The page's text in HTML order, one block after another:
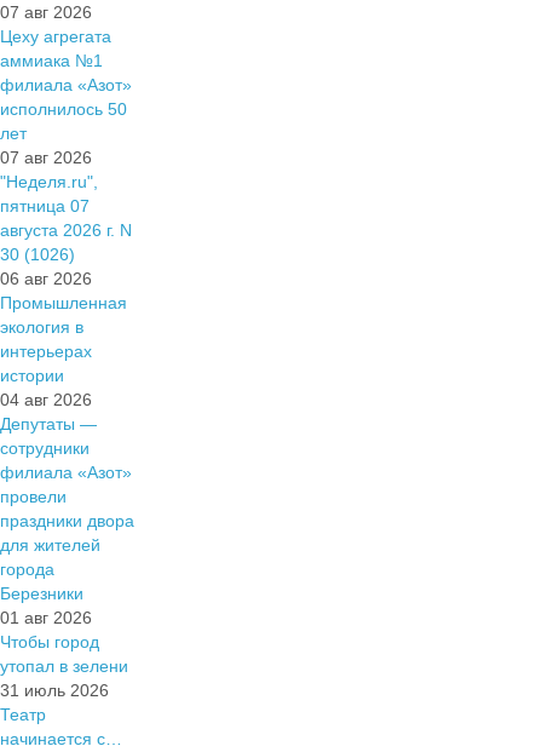
07 авг 2026
Цеху агрегата
аммиака №1
филиала «Азот»
исполнилось 50
лет
07 авг 2026
"Неделя.ru",
пятница 07
августа 2026 г. N
30 (1026)
06 авг 2026
Промышленная
экология в
интерьерах
истории
04 авг 2026
Депутаты —
сотрудники
филиала «Азот»
провели
праздники двора
для жителей
города
Березники
01 авг 2026
Чтобы город
утопал в зелени
31 июль 2026
Театр
начинается с…